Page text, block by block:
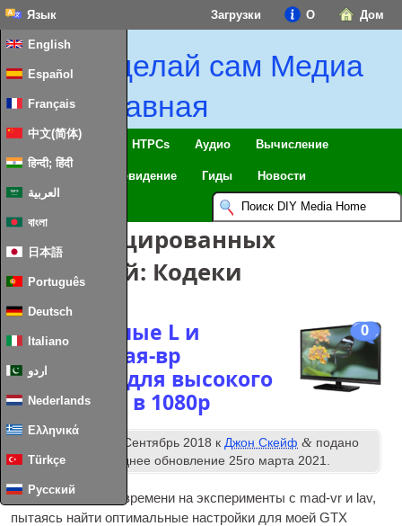
Дом
О
Загрузки
Язык
English
Español
Français
中文(简体)
हिन्दी; हिंदी
العربية
বাংলা
日本語
Português
Deutsch
Italiano
اردو
Nederlands
Ελληνικά
Türkçe
Русский
Сделай сам Медиа
Главная
Умный дом & IoT HTPCs Аудио Вычисление
Телевидение Гиды Новости
Классифицированных
сообщений: Кодеки
0
Оптимальные L и
сумашедшая-вр
настройка для высокого
класса GPU в 1080p
Сентябрь 2018 кДжон Скейф & подано
подКодеки . Последнее обновление25го марта 2021.
Я потратил много времени на эксперименты с mad-vr и lav,
пытаясь найти оптимальные настройки для моей GTX